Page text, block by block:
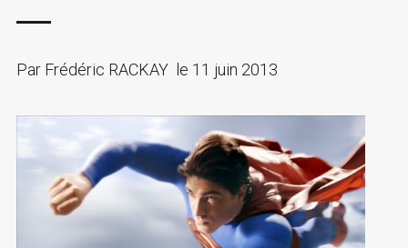
ParFrédéric RACKAY le 11 juin 2013